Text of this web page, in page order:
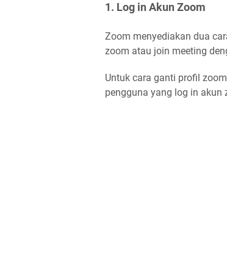
1. Log in Akun Zoom
Zoom menyediakan dua
zoom atau join meeting
Untuk cara ganti profil
pengguna yang log in akun